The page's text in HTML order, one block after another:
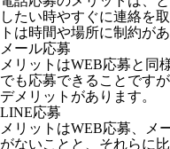
したい時やすぐに連絡を
トは時間や場所に制約が
メール応募
メリットはWEB応募と同
でも応募できることです
デメリットがあります。
LINE応募
メリットはWEB応募、メ
がないことと、それらに